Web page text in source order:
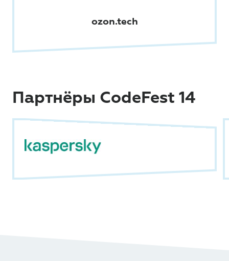
ozon.tech
Партнёры CodeFest 14